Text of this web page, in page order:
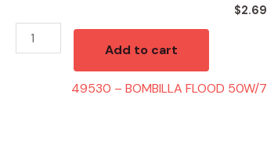
$2.69
Add to cart
49530 – BOMBILLA FLOOD 50W/7